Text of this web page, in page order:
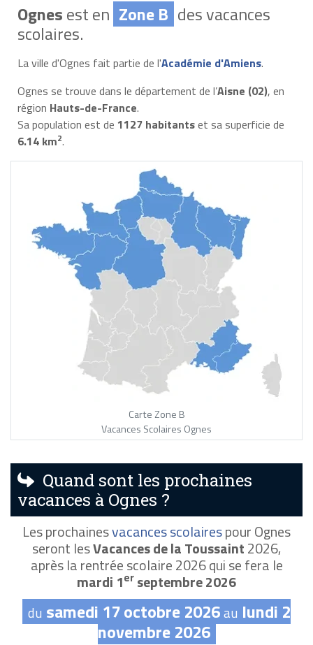
Ognesest en Zone B des vacances
scolaires.
La ville d'Ognes fait partie de l'Académie d'Amiens.
Ognes se trouve dans le département de l’Aisne (02), en
région Hauts-de-France.
Sa population est de 1127 habitantset sa superficie de
6.14 km2.
Carte Zone B
Vacances Scolaires Ognes
Quand sont les prochaines
vacances à Ognes ?
Les prochainesvacances scolairespour Ognes
seront lesVacances de la Toussaint2026,
après la rentrée scolaire 2026 qui se fera le
mardi 1er septembre 2026
du samedi 17 octobre 2026au lundi 2
novembre 2026